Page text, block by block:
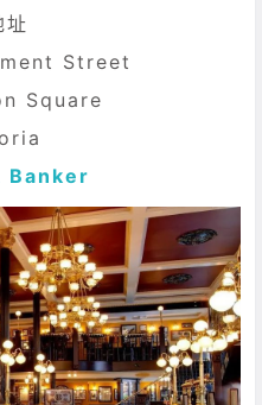
址
Street
Square
Banker